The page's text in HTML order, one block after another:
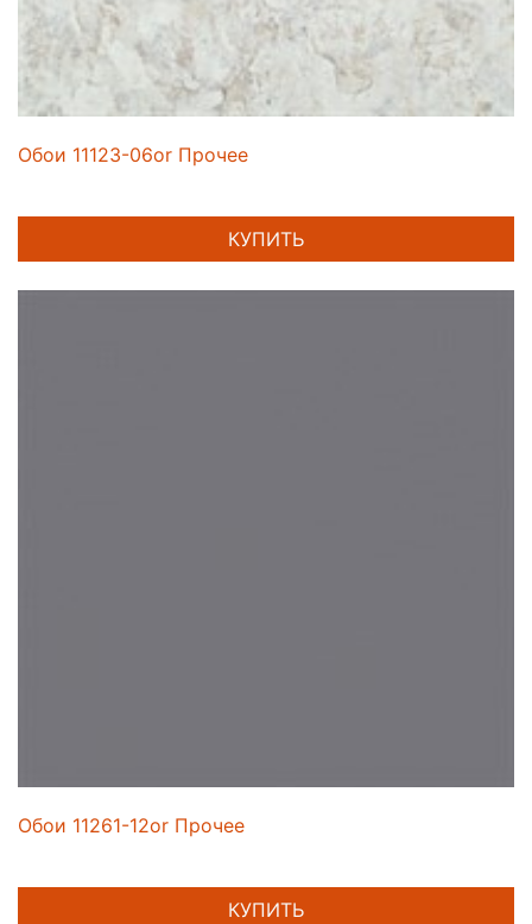
Обои 11123-06or Прочее
КУПИТЬ
Обои 11261-12or Прочее
КУПИТЬ